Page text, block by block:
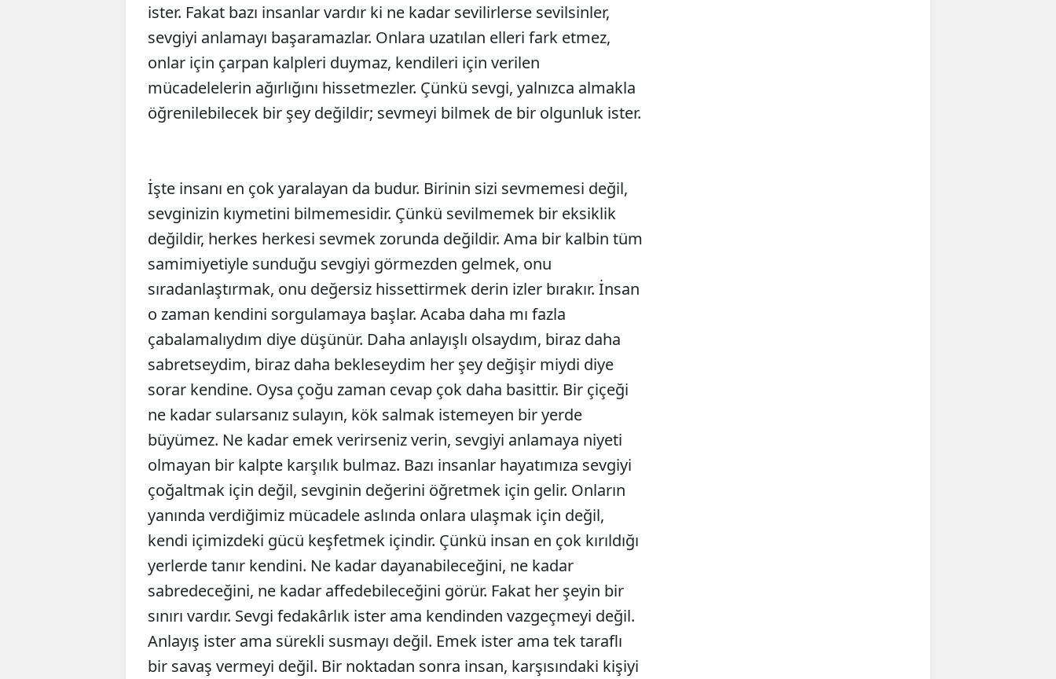
Çankırı
Denizli
Diyarbakır
Elazığ
Erzincan
Erzurum
Eskişehir
Gaziantep
Giresun
Gümüşhane
Hakkari
Hatay
Isparta
Mersin
İstanbul
İzmir
Kars
Kastamonu
Kayseri
ister. Fakat bazı insanlar vardır ki ne kadar sevilirlerse sevilsinler,
sevgiyi anlamayı başaramazlar. Onlara uzatılan elleri fark etmez,
onlar için çarpan kalpleri duymaz, kendileri için verilen
mücadelelerin ağırlığını hissetmezler. Çünkü sevgi, yalnızca almakla
öğrenilebilecek bir şey değildir; sevmeyi bilmek de bir olgunluk ister.
İşte insanı en çok yaralayan da budur. Birinin sizi sevmemesi değil,
sevginizin kıymetini bilmemesidir. Çünkü sevilmemek bir eksiklik
değildir, herkes herkesi sevmek zorunda değildir. Ama bir kalbin tüm
samimiyetiyle sunduğu sevgiyi görmezden gelmek, onu
sıradanlaştırmak, onu değersiz hissettirmek derin izler bırakır. İnsan
o zaman kendini sorgulamaya başlar. Acaba daha mı fazla
çabalamalıydım diye düşünür. Daha anlayışlı olsaydım, biraz daha
sabretseydim, biraz daha bekleseydim her şey değişir miydi diye
sorar kendine. Oysa çoğu zaman cevap çok daha basittir. Bir çiçeği
ne kadar sularsanız sulayın, kök salmak istemeyen bir yerde
büyümez. Ne kadar emek verirseniz verin, sevgiyi anlamaya niyeti
olmayan bir kalpte karşılık bulmaz. Bazı insanlar hayatımıza sevgiyi
çoğaltmak için değil, sevginin değerini öğretmek için gelir. Onların
yanında verdiğimiz mücadele aslında onlara ulaşmak için değil,
kendi içimizdeki gücü keşfetmek içindir. Çünkü insan en çok kırıldığı
yerlerde tanır kendini. Ne kadar dayanabileceğini, ne kadar
sabredeceğini, ne kadar affedebileceğini görür. Fakat her şeyin bir
sınırı vardır. Sevgi fedakârlık ister ama kendinden vazgeçmeyi değil.
Anlayış ister ama sürekli susmayı değil. Emek ister ama tek taraflı
bir savaş vermeyi değil. Bir noktadan sonra insan, karşısındaki kişiyi